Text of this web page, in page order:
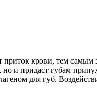
крови, тем самым
и придаст губам
для губ.